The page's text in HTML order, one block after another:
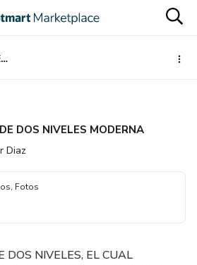
CASA DE DOS NIVELES MODERNA
DOS NIVELES MODERNA
Diaz
Fotos
DOS NIVELES, EL CUAL